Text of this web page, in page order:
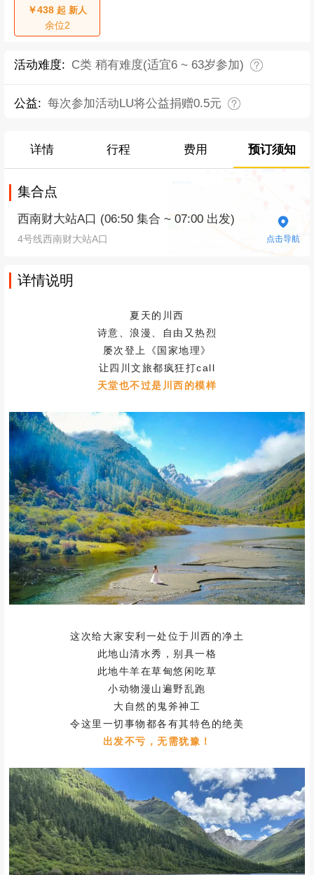
￥438起 新人
余位2
活动难度: C类 稍有难度(适宜6 ~ 63岁参加)
公益: 每次参加活动LU将公益捐赠0.5元
详情 行程 费用 预订须知
集合点
西南财大站A口 (06:50 集合 ~ 07:00 出发)
4号线西南财大站A口 点击导航
详情说明
夏天的川西
诗意、浪漫、自由又热烈
屡次登上《国家地理》
让四川文旅都疯狂打call
天堂也不过是川西的模样
这次给大家安利一处位于川西的净土
此地山清水秀，别具一格
此地牛羊在草甸悠闲吃草
小动物漫山遍野乱跑
大自然的鬼斧神工
令这里一切事物都各有其特色的绝美
出发不亏，无需犹豫！